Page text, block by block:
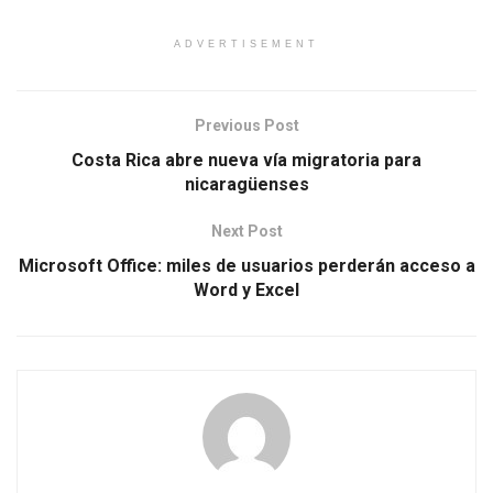
ADVERTISEMENT
Previous Post
Costa Rica abre nueva vía migratoria para
nicaragüenses
Next Post
Microsoft Office: miles de usuarios perderán acceso a
Word y Excel